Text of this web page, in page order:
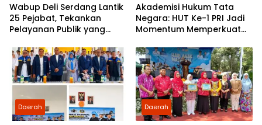
Wabup Deli Serdang Lantik
25 Pejabat, Tekankan
Pelayanan Publik yang
Akademisi Hukum Tata
Negara: HUT Ke-1 PRI Jadi
Momentum Memperkuat
Pengabdian kepada
Rakyat
Daerah Daerah